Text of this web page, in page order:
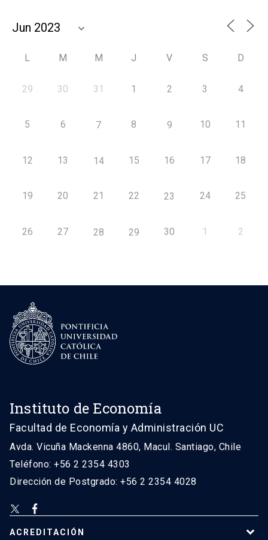
L M M J V S D
29 30 31 1 2 3 4
5 6 7 8 9 10 11
12 13 14 15 16 17 18
19 20 21 22 23 24 25
26 27 28 29 30 1 2
Instituto de Economía
Facultad de Economía y Administración UC
Avda. Vicuña Mackenna 4860, Macul. Santiago, Chile
Teléfono: +56 2 2354 4303
Dirección de Postgrado: +56 2 2354 4028
ACREDITACIÓN